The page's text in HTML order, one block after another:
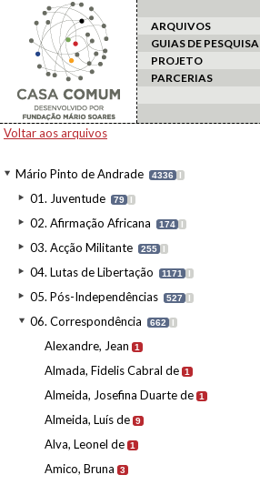
ARQUIVOS
GUIAS DE PESQUISA
PROJETO
PARCERIAS
Voltar aos arquivos
Mário Pinto de Andrade 4336 I
01. Juventude 79 I
02. Afirmação Africana 174 I
03. Acção Militante 255 I
04. Lutas de Libertação 1171 I
05. Pós-Independências 527 I
06. Correspondência 662 I
Alexandre, Jean 1
Almada, Fidelis Cabral de 1
Almeida, Josefina Duarte de 1
Almeida, Luís de 9
Alva, Leonel de 1
Amico, Bruna 3